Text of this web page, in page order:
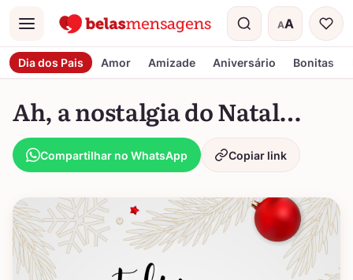
Menu AA
Tamanho do
Dia dos Pais Amor Amizade Aniversário Bonitas
Ah, a nostalgia do Natal…
Compartilhar no WhatsApp Copiar link